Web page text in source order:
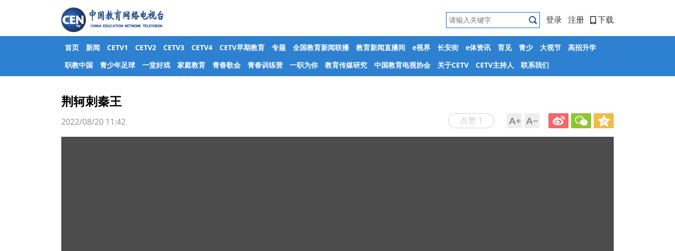
登录 注册 下载
首页 新闻 CETV1 CETV2 CETV3 CETV4 CETV早期教育 专题 全国教育新闻联播 教育新闻直播间 e视界 长安街 e体资讯 育见 青少 大视节
高招升学
职教中国
青少年足球 一堂好戏 家庭教育 青春歌会 青春训练营 一职为你 教育传媒研究 中国教育电视协会 关于CETV CETV主持人 联系我们
荆轲刺秦王
点赞 1
2022/08/20 11:42